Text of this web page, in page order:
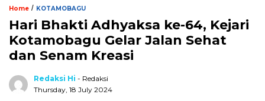
Home / KOTAMOBAGU
Hari Bhakti Adhyaksa ke-64, Kejari
Kotamobagu Gelar Jalan Sehat
dan Senam Kreasi
Redaksi Hi - Redaksi
Thursday, 18 July 2024